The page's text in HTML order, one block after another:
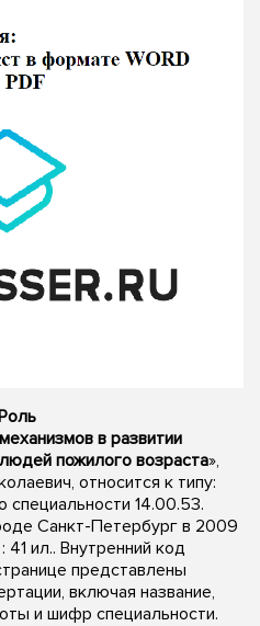
в развитии
пожилого возраста»,
относится к типу:
специальности 14.00.53.
Санкт-Петербург в 2009
ил.. Внутренний код
представлены
включая название,
и шифр специальности.